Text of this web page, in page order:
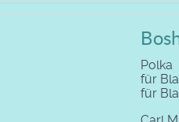
Polka
für
für